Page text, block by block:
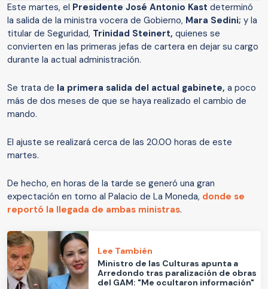
Este martes, el Presidente José Antonio Kast determinó
la salida de la ministra vocera de Gobierno, Mara Sedini; y la
titular de Seguridad, Trinidad Steinert, quienes se
convierten en las primeras jefas de cartera en dejar su cargo
durante la actual administración.
Se trata de la primera salida del actual gabinete, a poco
más de dos meses de que se haya realizado el cambio de
mando.
El ajuste se realizará cerca de las 20.00 horas de este
martes.
De hecho, en horas de la tarde se generó una gran
expectación en torno al Palacio de La Moneda, donde se
reportó la llegada de ambas ministras.
Lee También
Ministro de las Culturas apunta a
Arredondo tras paralización de obras
del GAM: "Me ocultaron información"